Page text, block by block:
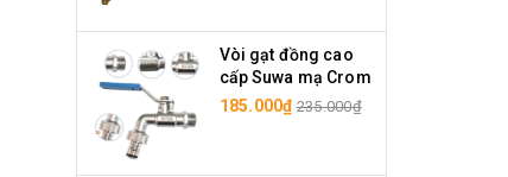
Vòi gạt đồng cao
cấp Suwa mạ Crom
185.000₫ 235.000₫